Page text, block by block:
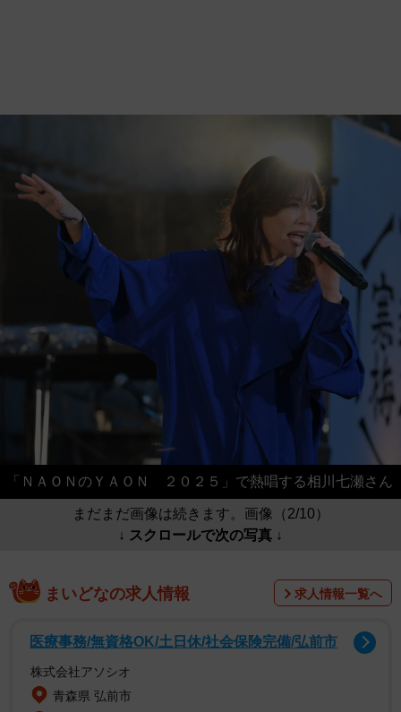
「ＮＡＯＮのＹＡＯＮ ２０２５」で熱唱する相川七瀬さん
まだまだ画像は続きます。画像（2/10）
↓ スクロールで次の写真 ↓
まいどなの求人情報 求人情報一覧へ
医療事務/無資格OK/土日休/社会保険完備/弘前市
株式会社アソシオ
青森県 弘前市